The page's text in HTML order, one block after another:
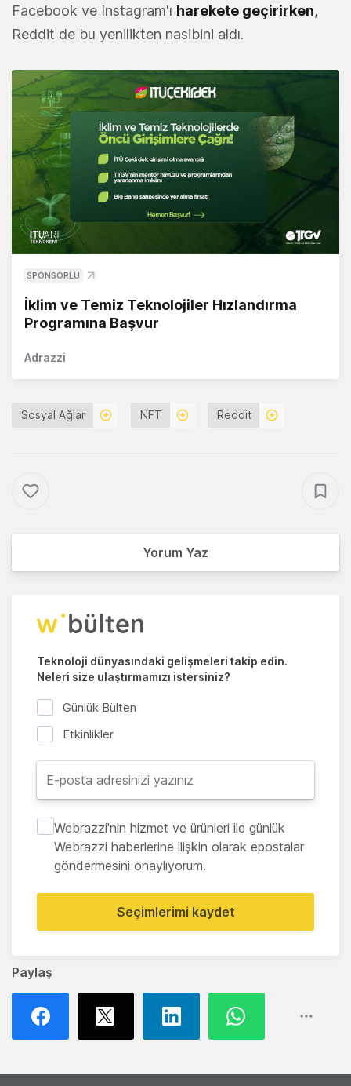
Paylaş
Facebook ve Instagram'ı harekete geçirirken,
Reddit de bu yenilikten nasibini aldı.
SPONSORLU
İklim ve Temiz Teknolojiler Hızlandırma
Programına Başvur
Adrazzi
Sosyal Ağlar NFT Reddit
Yorum Yaz
Teknoloji dünyasındaki gelişmeleri takip edin.
Neleri size ulaştırmamızı istersiniz?
Günlük Bülten
Etkinlikler
Webrazzi'nin hizmet ve ürünleri ile günlük
Webrazzi haberlerine ilişkin olarak epostalar
göndermesini onaylıyorum.
Seçimlerimi kaydet